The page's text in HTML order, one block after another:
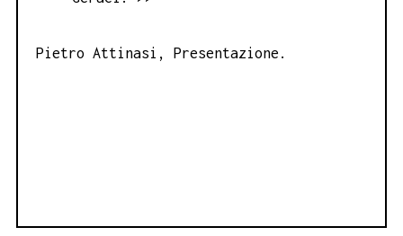
Pietro Attinasi, Presentazione.